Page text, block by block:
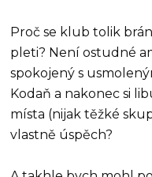
Proč se klub tolik
pleti? Není ostudné
spokojený s
Kodaň a nakonec si
místa (nijak těžké
vlastně úspěch?